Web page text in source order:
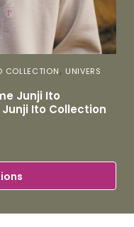
COLLECTION, UNIVERS
Junji Ito
Ito Collection